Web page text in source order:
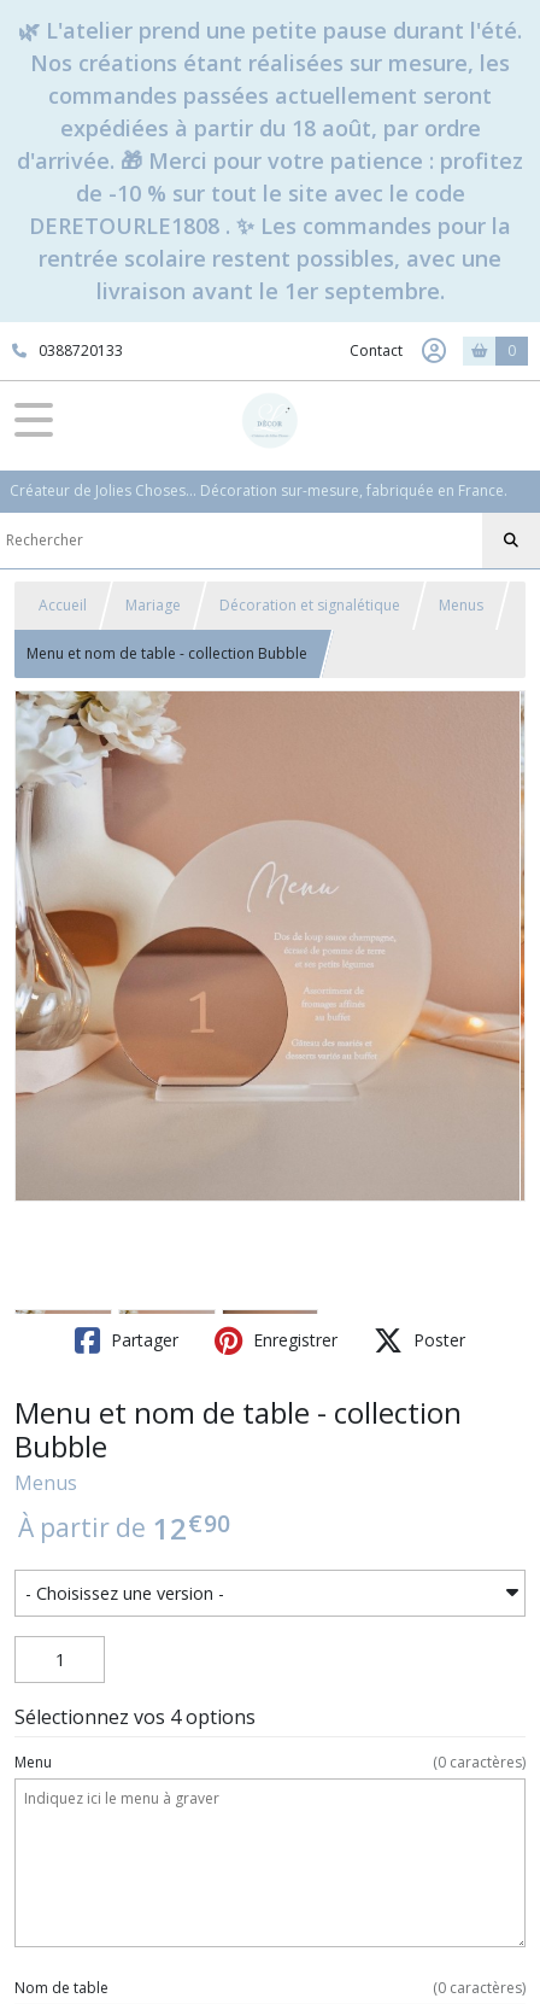
🌿 L'atelier prend une petite pause durant l'été.
Nos créations étant réalisées sur mesure, les
commandes passées actuellement seront
expédiées à partir du 18 août, par ordre
d'arrivée. 🎁 Merci pour votre patience : profitez
de -10 % sur tout le site avec le code
DERETOURLE1808 . ✨ Les commandes pour la
rentrée scolaire restent possibles, avec une
livraison avant le 1er septembre.
0388720133 Contact 0
Créateur de Jolies Choses... Décoration sur-mesure, fabriquée en France.
Accueil Mariage Décoration et signalétique Menus
Menu et nom de table - collection Bubble
Partager Enregistrer Poster
Menu et nom de table - collection
Bubble
Menus
À partir de 12€90
Sélectionnez vos 4 options
Menu (0 caractères)
Nom de table (0 caractères)